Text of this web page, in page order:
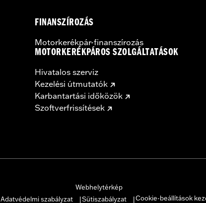
FINANSZÍROZÁS
Motorkerékpár-finanszírozás
MOTORKERÉKPÁROS SZOLGÁLTATÁSOK
Hivatalos szerviz
Kezelési útmutatók
Karbantartási időközök
Szoftverfrissítések
Webhelytérkép
Adatvédelmi szabályzat Sütiszabályzat Cookie-beállítások